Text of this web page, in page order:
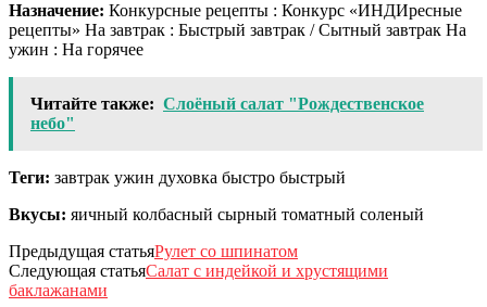
Назначение: Конкурсные рецепты : Конкурс «ИНДИресные
рецепты» На завтрак : Быстрый завтрак / Сытный завтрак На
ужин : На горячее
Читайте также: Слоёный салат "Рождественское
небо"
Теги: завтрак ужин духовка быстро быстрый
Вкусы: яичный колбасный сырный томатный соленый
Предыдущая статьяРулет со шпинатом
Следующая статьяСалат с индейкой и хрустящими
баклажанами